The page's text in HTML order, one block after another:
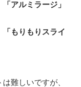
アルミラージ」
「もりもりスライ
難しいですが、